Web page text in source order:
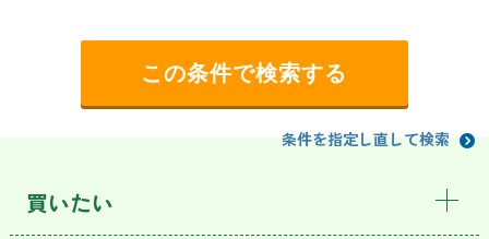
条件を指定し直して検索
買いたい